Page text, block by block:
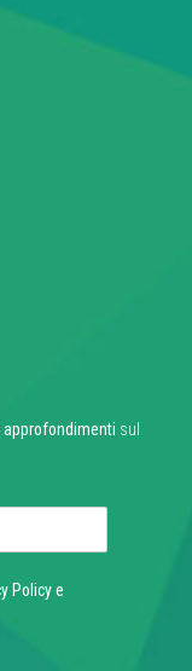
approfondimenti sul
Policye